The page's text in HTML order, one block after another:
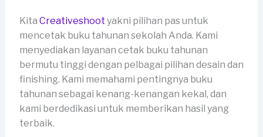
Kita Creativeshoot yakni pilihan pas untuk
mencetak buku tahunan sekolah Anda. Kami
menyediakan layanan cetak buku tahunan
bermutu tinggi dengan pelbagai pilihan desain dan
finishing. Kami memahami pentingnya buku
tahunan sebagai kenang-kenangan kekal, dan
kami berdedikasi untuk memberikan hasil yang
terbaik.